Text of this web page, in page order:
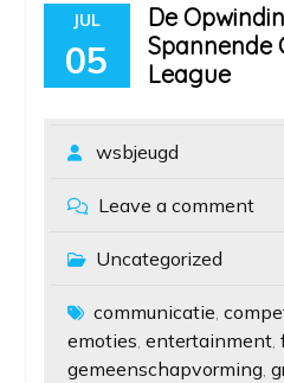
JUL
05
De
Spannende
League
wsbjeugd
Leave a comment
Uncategorized
communicatie
emoties entertainment,
gemeenschapvorming,